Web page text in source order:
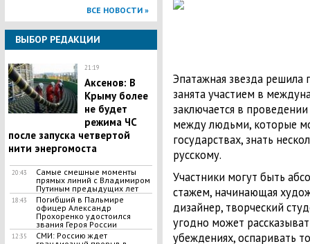
ВСЕ НОВОСТИ »
ВЫБОР РЕДАКЦИИ
21:19
Аксенов: В
Крыму более
не будет
режима ЧС
после запуска четвертой
нити энергомоста
20:43
Самые смешные моменты
прямых линий с Владимиром
Путиным предыдущих лет
18:43
Погибший в Пальмире
офицер Александр
Прохоренко удостоился
звания Героя России
12:35
СМИ: Россию ждет
Эпатажная звезда решила
занята участием в
заключается в
между людьми, которые
государствах, знать
русскому.
Участники могут быть
стажем, начинающая
дизайнер, творческий
угодно может
убеждениях, оспаривать